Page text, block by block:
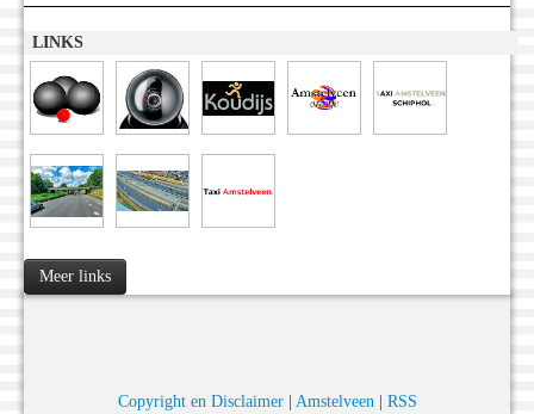
LINKS
Meer links
Copyright en Disclaimer| Amstelveen RSS